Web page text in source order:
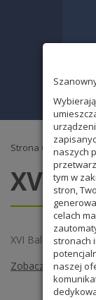
naszych
tym w
stron,
celach
stronach
naszej
Strona Główna»
XVI
XVI Bal
Zobacz, jak się